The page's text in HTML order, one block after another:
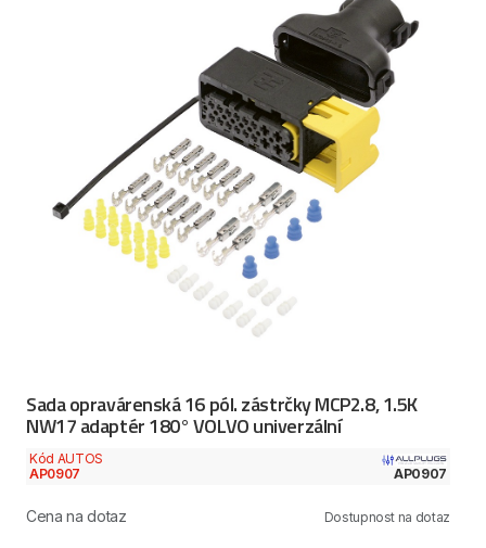
Sada opravárenská 16 pól. zástrčky MCP2.8, 1.5K
NW17 adaptér 180° VOLVO univerzální
Kód AUTOS
AP0907
AP0907
Cena na dotaz Dostupnost na dotaz